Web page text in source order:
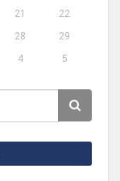
21
22
28
29
4 5